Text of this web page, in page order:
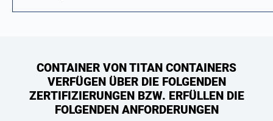
CONTAINER VON TITAN CONTAINERS
VERFÜGEN ÜBER DIE FOLGENDEN
ZERTIFIZIERUNGEN BZW. ERFÜLLEN DIE
FOLGENDEN ANFORDERUNGEN